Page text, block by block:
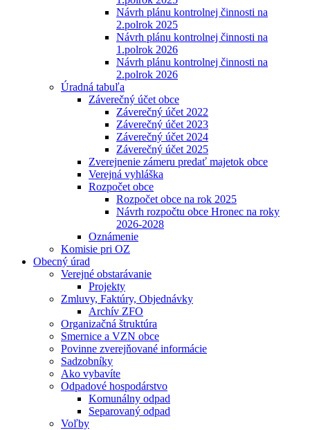
Návrh plánu kontrolnej činnosti na
2.polrok 2025
Návrh plánu kontrolnej činnosti na
1.polrok 2026
Návrh plánu kontrolnej činnosti na
2.polrok 2026
Úradná tabuľa
Záverečný účet obce
Záverečný účet 2022
Záverečný účet 2023
Záverečný účet 2024
Záverečný účet 2025
Zverejnenie zámeru predať majetok obce
Verejná vyhláška
Rozpočet obce
Rozpočet obce na rok 2025
Návrh rozpočtu obce Hronec na roky
2026-2028
Oznámenie
Komisie pri OZ
Obecný úrad
Verejné obstarávanie
Projekty
Zmluvy, Faktúry, Objednávky
Archív ZFO
Organizačná štruktúra
Smernice a VZN obce
Povinne zverejňované informácie
Sadzobníky
Ako vybavíte
Odpadové hospodárstvo
Komunálny odpad
Separovaný odpad
Voľby